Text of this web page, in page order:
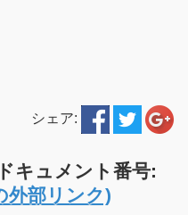
シェア:
キュメント番号:
外部リンク)